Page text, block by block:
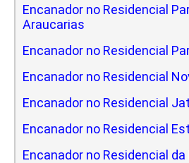
Encanador no Residencial
Araucarias
Encanador no Residencial
Encanador no Residencial
Encanador no Residencial
Encanador no Residencial
Encanador no Residencial da